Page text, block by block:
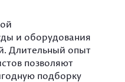
и оборудования
Длительный опыт
позволяют
подборку